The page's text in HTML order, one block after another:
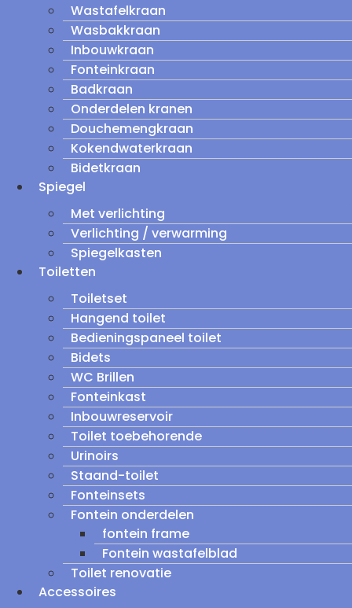
Wastafelkraan
Wasbakkraan
Inbouwkraan
Fonteinkraan
Badkraan
Onderdelen kranen
Douchemengkraan
Kokendwaterkraan
Bidetkraan
Spiegel
Met verlichting
Verlichting / verwarming
Spiegelkasten
Toiletten
Toiletset
Hangend toilet
Bedieningspaneel toilet
Bidets
WC Brillen
Fonteinkast
Inbouwreservoir
Toilet toebehorende
Urinoirs
Staand-toilet
Fonteinsets
Fontein onderdelen
fontein frame
Fontein wastafelblad
Toilet renovatie
Accessoires